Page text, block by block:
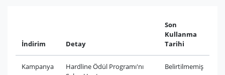
İndirim Detay
Son
Kullanma
Tarihi
Kampanya
Hardline Ödül Programı'nı
Belirtilmemiş